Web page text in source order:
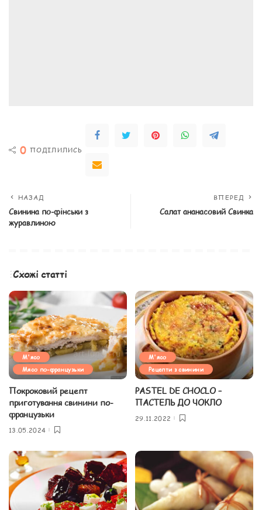
0 ПОДІЛИЛИСЬ
НАЗАД
Свинина по-фінськи з
журавлиною
ВПЕРЕД
Салат ананасовий Свинка
Схожі статті
М'ясо
Мясо по-французьки
Покроковий рецепт
приготування свинини по-
французьки
13.05.2024
М'ясо
Рецепти з свинини
PASTEL DE CHOCLO –
ПАСТЕЛЬ ДО ЧОКЛО
29.11.2022